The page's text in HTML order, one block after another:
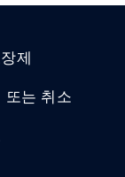
제
또는 취소